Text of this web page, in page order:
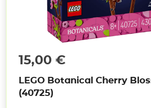
15,00 €
LEGO Botanical Cherry
(40725)